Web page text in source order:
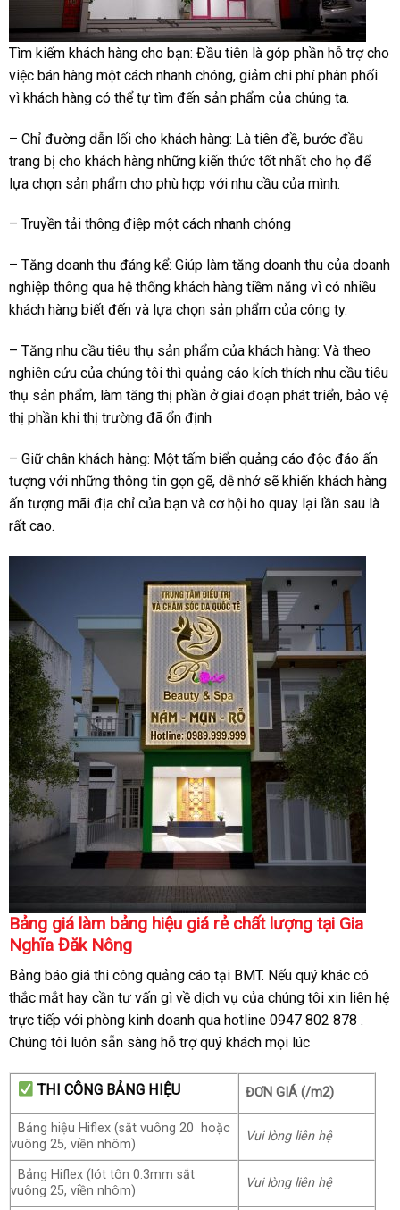
Tìm kiếm khách hàng cho bạn: Đầu tiên là góp phần hỗ trợ cho
việc bán hàng một cách nhanh chóng, giảm chi phí phân phối
vì khách hàng có thể tự tìm đến sản phẩm của chúng ta.
– Chỉ đường dẫn lối cho khách hàng: Là tiên đề, bước đầu
trang bị cho khách hàng những kiến thức tốt nhất cho họ để
lựa chọn sản phẩm cho phù hợp với nhu cầu của mình.
– Truyền tải thông điệp một cách nhanh chóng
– Tăng doanh thu đáng kể: Giúp làm tăng doanh thu của doanh
nghiệp thông qua hệ thống khách hàng tiềm năng vì có nhiều
khách hàng biết đến và lựa chọn sản phẩm của công ty.
– Tăng nhu cầu tiêu thụ sản phẩm của khách hàng: Và theo
nghiên cứu của chúng tôi thì quảng cáo kích thích nhu cầu tiêu
thụ sản phẩm, làm tăng thị phần ở giai đoạn phát triển, bảo vệ
thị phần khi thị trường đã ổn định
– Giữ chân khách hàng: Một tấm biển quảng cáo độc đáo ấn
tượng với những thông tin gọn gẽ, dễ nhớ sẽ khiến khách hàng
ấn tượng mãi địa chỉ của bạn và cơ hội ho quay lại lần sau là
rất cao.
Bảng giá làm bảng hiệu giá rẻ chất lượng tại Gia
Nghĩa Đăk Nông
Bảng báo giá thi công quảng cáo tại BMT. Nếu quý khác có
thắc mắt hay cần tư vấn gì về dịch vụ của chúng tôi xin liên hệ
trực tiếp với phòng kinh doanh qua hotline 0947 802 878 .
Chúng tôi luôn sẵn sàng hỗ trợ quý khách mọi lúc
THI CÔNG BẢNG HIỆU ĐƠN GIÁ (/m2)
Bảng hiệu Hiflex (sắt vuông 20 hoặc
vuông 25, viền nhôm)
Vui lòng liên hệ
Bảng Hiflex (lót tôn 0.3mm sắt
vuông 25, viền nhôm)
Vui lòng liên hệ